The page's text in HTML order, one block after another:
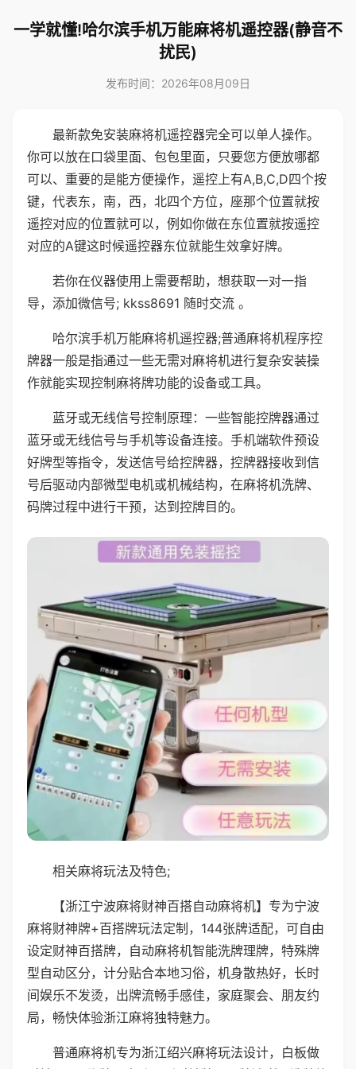
一学就懂!哈尔滨手机万能麻将机遥控器(静音不
扰民)
发布时间：2026年08月09日
最新款免安装麻将机遥控器完全可以单人操作。
你可以放在口袋里面、包包里面，只要您方便放哪都
可以、重要的是能方便操作，遥控上有A,B,C,D四个按
键，代表东，南，西，北四个方位，座那个位置就按
遥控对应的位置就可以，例如你做在东位置就按遥控
对应的A键这时候遥控器东位就能生效拿好牌。
若你在仪器使用上需要帮助，想获取一对一指
导，添加微信号; kkss8691 随时交流 。
哈尔滨手机万能麻将机遥控器;普通麻将机程序控
牌器一般是指通过一些无需对麻将机进行复杂安装操
作就能实现控制麻将牌功能的设备或工具。
蓝牙或无线信号控制原理：一些智能控牌器通过
蓝牙或无线信号与手机等设备连接。手机端软件预设
好牌型等指令，发送信号给控牌器，控牌器接收到信
号后驱动内部微型电机或机械结构，在麻将机洗牌、
码牌过程中进行干预，达到控牌目的。
相关麻将玩法及特色;
【浙江宁波麻将财神百搭自动麻将机】专为宁波
麻将财神牌+百搭牌玩法定制，144张牌适配，可自由
设定财神百搭牌，自动麻将机智能洗牌理牌，特殊牌
型自动区分，计分贴合本地习俗，机身散热好，长时
间娱乐不发烫，出牌流畅手感佳，家庭聚会、朋友约
局，畅快体验浙江麻将独特魅力。
普通麻将机专为浙江绍兴麻将玩法设计，白板做